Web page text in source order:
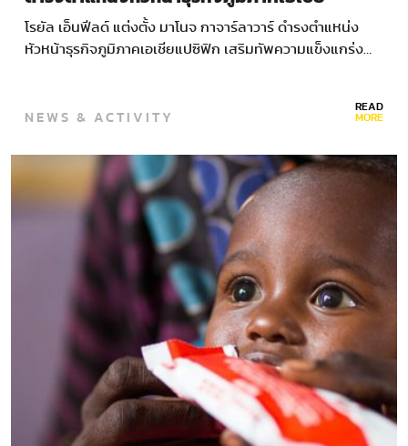
แปซิฟิก
โรยัล เอ็นฟีลด์ แต่งตั้ง มาโนจ กาจาร์ลาวาร์ ดำรงตำแหน่ง
หัวหน้าธุรกิจภูมิภาคเอเชียแปซิฟิก เสริมทัพความแข็งแกร่ง…
NEWS & ACTIVITY READ
MORE